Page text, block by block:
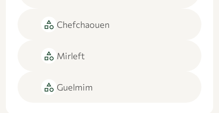
category Chefchaouen
category Mirleft
category Guelmim